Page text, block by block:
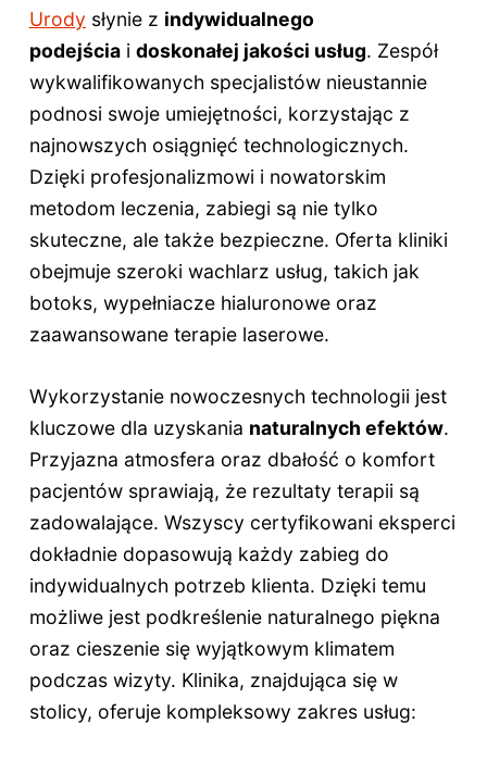
Urody słynie z indywidualnego
podejściai doskonałej jakości usług. Zespół
wykwalifikowanych specjalistów nieustannie
podnosi swoje umiejętności, korzystając z
najnowszych osiągnięć technologicznych.
Dzięki profesjonalizmowi i nowatorskim
metodom leczenia, zabiegi są nie tylko
skuteczne, ale także bezpieczne. Oferta kliniki
obejmuje szeroki wachlarz usług, takich jak
botoks, wypełniacze hialuronowe oraz
zaawansowane terapie laserowe.
Wykorzystanie nowoczesnych technologii jest
kluczowe dla uzyskania naturalnych efektów.
Przyjazna atmosfera oraz dbałość o komfort
pacjentów sprawiają, że rezultaty terapii są
zadowalające. Wszyscy certyfikowani eksperci
dokładnie dopasowują każdy zabieg do
indywidualnych potrzeb klienta. Dzięki temu
możliwe jest podkreślenie naturalnego piękna
oraz cieszenie się wyjątkowym klimatem
podczas wizyty. Klinika, znajdująca się w
stolicy, oferuje kompleksowy zakres usług: